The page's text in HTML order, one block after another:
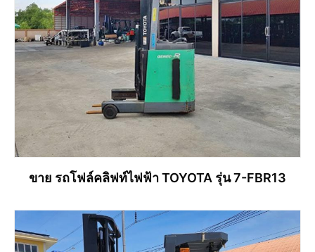
ขาย รถโฟล์คลิฟท์ไฟฟ้า TOYOTA รุ่น 7-FBR13
อ่านเพิ่ม